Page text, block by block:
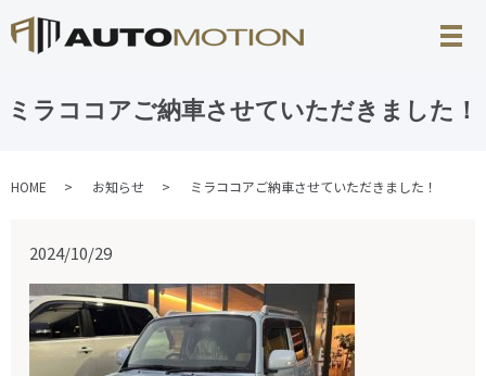
ミラココアご納車させていただきました！
HOME お知らせ ミラココアご納車させていただきました！
2024/10/29